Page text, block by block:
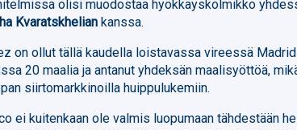
olisi muodostaa hyökkäyskolmikko
Kvaratskhelian kanssa.
on ollut tällä kaudella loistavassa vireessä
20 maalia ja antanut yhdeksän maalisyöttöä,
siirtomarkkinoilla huippulukemiin.
ei kuitenkaan ole valmis luopumaan tähdestään